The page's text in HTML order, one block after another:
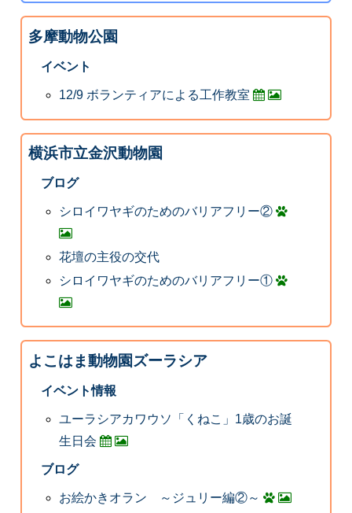
多摩動物公園
イベント
12/9 ボランティアによる工作教室
横浜市立金沢動物園
ブログ
シロイワヤギのためのバリアフリー②
花壇の主役の交代
シロイワヤギのためのバリアフリー①
よこはま動物園ズーラシア
イベント情報
ユーラシアカワウソ「くねこ」1歳のお誕
生日会
ブログ
お絵かきオラン ～ジュリー編②～